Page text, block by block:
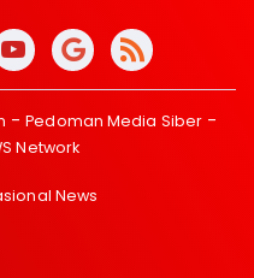
Pedoman Media Siber
Network
News